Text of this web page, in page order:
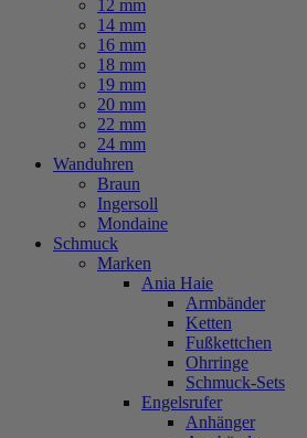
12 mm
14 mm
16 mm
18 mm
19 mm
20 mm
22 mm
24 mm
Wanduhren
Braun
Ingersoll
Mondaine
Schmuck
Marken
Ania Haie
Armbänder
Ketten
Fußkettchen
Ohrringe
Schmuck-Sets
Engelsrufer
Anhänger